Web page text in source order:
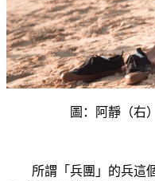
圖：阿靜（右）
所謂「兵團」的兵這個